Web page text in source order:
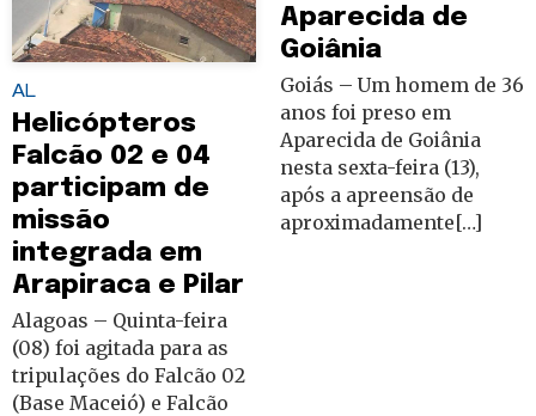
AL
Helicópteros
Falcão 02 e 04
participam de
missão
integrada em
Arapiraca e Pilar
Alagoas – Quinta-feira
(08) foi agitada para as
tripulações do Falcão 02
(Base Maceió) e Falcão
Aparecida de
Goiânia
Goiás – Um homem de 36
anos foi preso em
Aparecida de Goiânia
nesta sexta-feira (13),
após a apreensão de
aproximadamente[…]